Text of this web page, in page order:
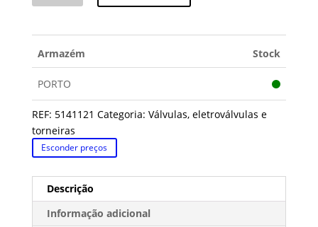
Armazém Stock
PORTO
REF: 5141121 Categoria: Válvulas, eletroválvulas e
torneiras
Esconder preços
Descrição
Informação adicional